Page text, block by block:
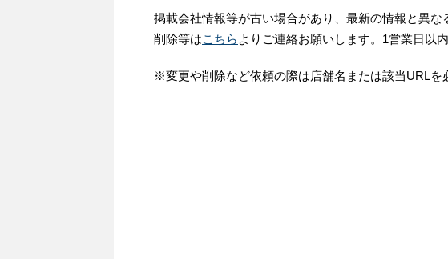
掲載会社情報等が古い場合があり、最新の情報と異な
削除等はこちら よりご連絡お願いします。1営業日以
※変更や削除など依頼の際は店舗名または該当URLを